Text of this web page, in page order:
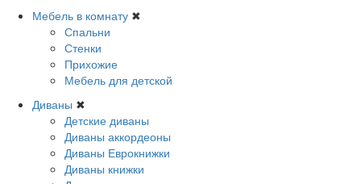
Мебель в комнату ✖
Спальни
Стенки
Прихожие
Мебель для детской
Диваны ✖
Детские диваны
Диваны аккордеоны
Диваны Еврокнижки
Диваны книжки